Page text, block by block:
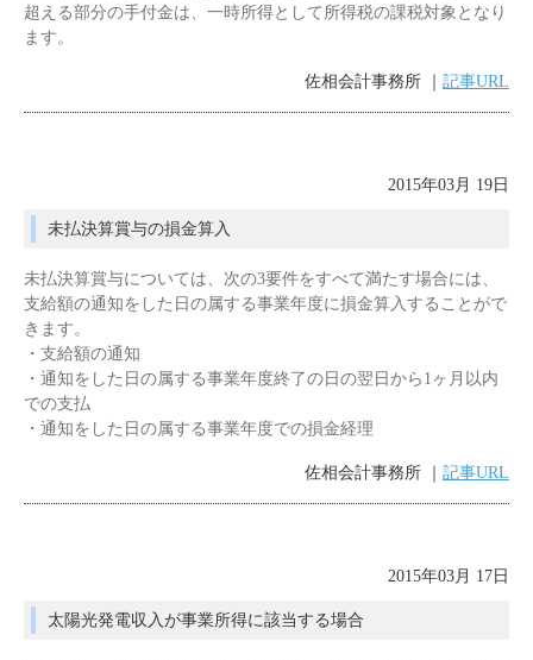
超える部分の手付金は、一時所得として所得税の課税対象となり
ます。
佐相会計事務所 ｜ 記事URL
2015年03月 19日
未払決算賞与の損金算入
未払決算賞与については、次の3要件をすべて満たす場合には、
支給額の通知をした日の属する事業年度に損金算入することがで
きます。
・支給額の通知
・通知をした日の属する事業年度終了の日の翌日から1ヶ月以内
での支払
・通知をした日の属する事業年度での損金経理
佐相会計事務所 ｜ 記事URL
2015年03月 17日
太陽光発電収入が事業所得に該当する場合